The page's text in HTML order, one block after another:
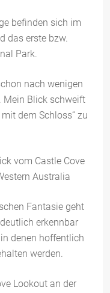
befinden sich im
das erste bzw.
Park.
nach wenigen
Mein Blick schweift
dem Schloss“ zu
Fantasie geht
erkennbar
denen hoffentlich
werden.